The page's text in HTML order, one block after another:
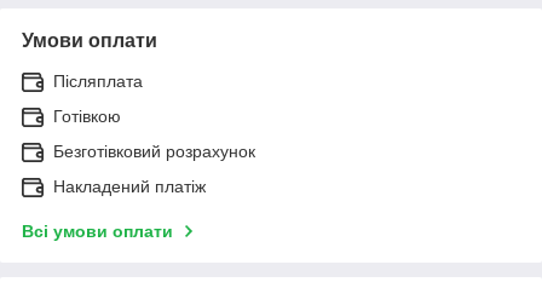
Умови оплати
Післяплата
Готівкою
Безготівковий розрахунок
Накладений платіж
Всі умови оплати